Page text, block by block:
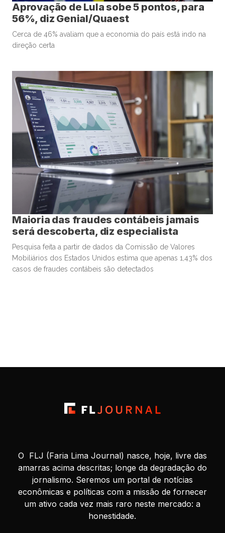
Aprovação de Lula sobe 5 pontos, para
56%, diz Genial/Quaest
Cerca de 46% avaliam que a economia do país está indo na
direção certa
Maioria das fraudes contábeis jamais
será descoberta, diz especialista
Pesquisa feita a partir de dados da Comissão de Valores
Mobiliários dos Estados Unidos estima que apenas 1,43% dos
casos de fraudes contábeis são detectados
O FLJ (Faria Lima Journal) nasce, hoje, livre das
amarras acima descritas; longe da degradação do
jornalismo. Seremos um portal de notícias
econômicas e políticas com a missão de fornecer
um ativo cada vez mais raro neste mercado: a
honestidade.